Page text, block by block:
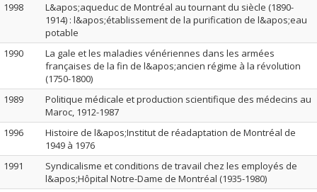
1998
L&apos;aqueduc de Montréal au tournant du siècle (1890-
1914) : l&apos;établissement de la purification de l&apos;eau
potable
1990
La gale et les maladies vénériennes dans les armées
françaises de la fin de l&apos;ancien régime à la révolution
(1750-1800)
1989
Politique médicale et production scientifique des médecins au
Maroc, 1912-1987
1996
Histoire de l&apos;Institut de réadaptation de Montréal de
1949 à 1976
1991
Syndicalisme et conditions de travail chez les employés de
l&apos;Hôpital Notre-Dame de Montréal (1935-1980)